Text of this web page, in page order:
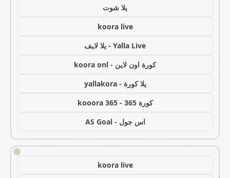
يلا شوت
koora live
Yalla Live - يلا لايف
كورة اون لاين - koora onl
يلا كورة - yallakora
كورة 365 - kooora 365
اس جول - AS Goal
!
koora live